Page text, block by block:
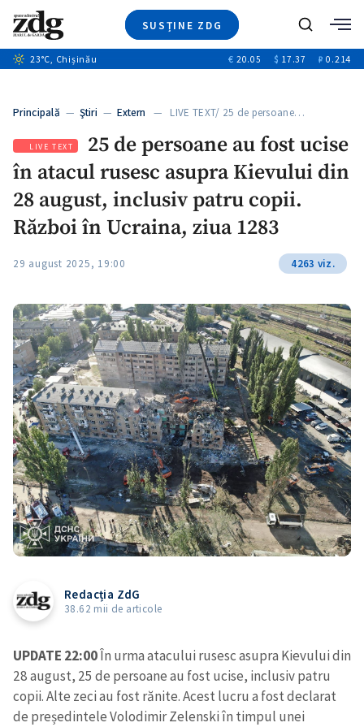
SUSȚINE ZDG
Ştiri
+13
Special
Blog
Caută
23°C, Chișinău € 20.05 $ 17.37 ₽ 0.214
Principală — Ştiri — Extern — LIVE TEXT/ 25 de persoane…
LIVE TEXT
25 de persoane au fost ucise
în atacul rusesc asupra Kievului din
28 august, inclusiv patru copii.
Război în Ucraina, ziua 1283
29 august 2025, 19:00 4263 viz.
Redacția ZdG
38.62 mii de articole
UPDATE 22:00În urma atacului rusesc asupra Kievului din
28 august, 25 de persoane au fost ucise, inclusiv patru
copii. Alte zeci au fost rănite. Acest lucru a fost declarat
de președintele Volodimir Zelenski în timpul unei